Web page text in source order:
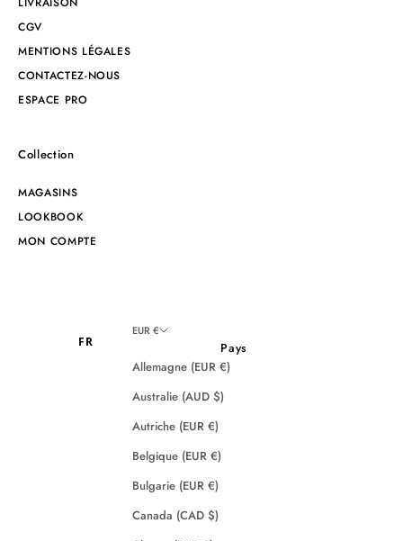
CGV
MENTIONS LÉGALES
CONTACTEZ-NOUS
ESPACE PRO
Collection
MAGASINS
LOOKBOOK
MON COMPTE
FR
EUR €
Pays
Allemagne (EUR €)
Australie (AUD $)
Autriche (EUR €)
Belgique (EUR €)
Bulgarie (EUR €)
Canada (CAD $)